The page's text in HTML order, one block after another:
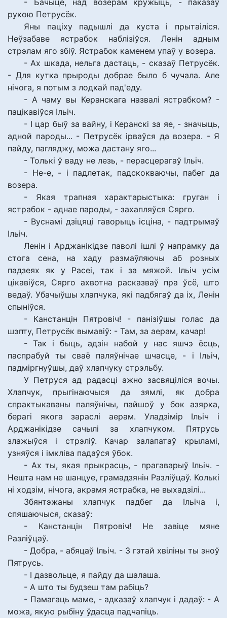
- Бачыце, над возерам кружыць, - паказаў
рукою Петрусёк.
Яны паціху падышлі да куста і прытаіліся.
Неўзабаве ястрабок наблізіўся. Ленін адным
стрэлам яго збіў. Ястрабок каменем упаў у возера.
- Ах шкада, нельга дастаць, - сказаў Петрусёк.
- Для кутка прыроды добрае было б чучала. Але
нічога, я потым з лодкай пад'еду.
- А чаму вы Керанскага назвалі ястрабком? -
пацікавіўся Ільіч.
- І цар быў за вайну, і Керанскі за яе, - значыць,
адной пароды... - Петрусёк ірваўся да возера. - Я
пайду, пагляджу, можа дастану яго...
- Толькі ў ваду не лезь, - перасцерагаў Ільіч.
- Не-е, - і падлетак, падскокваючы, пабег да
возера.
- Якая трапная характарыстыка: груган і
ястрабок - аднае пароды, - захапляўся Сярго.
- Вуснамі дзіцяці гаворыць ісціна, - падтрымаў
Ільіч.
Ленін і Арджанікідзе паволі ішлі ў напрамку да
стога сена, на хаду размаўляючы аб розных
падзеях як у Расеі, так і за мяжой. Ільіч усім
цікавіўся, Сярго ахвотна расказваў пра ўсё, што
ведаў. Убачыўшы хлапчука, які падбягаў да іх, Ленін
спыніўся.
- Канстанцін Пятровіч! - панізіўшы голас да
шэпту, Петрусёк вымавіў: - Там, за аерам, качар!
- Так і быць, адзін набой у нас яшчэ ёсць,
паспрабуй ты сваё паляўнічае шчасце, - і Ільіч,
падміргнуўшы, даў хлапчуку стрэльбу.
У Петруся ад радасці ажно засвяціліся вочы.
Хлапчук, прыгінаючыся да зямлі, як добра
спрактыкаваны паляўнічы, пайшоў у бок азярка,
берагі якога зараслі аерам. Уладзімір Ільіч і
Арджанікідзе сачылі за хлапчуком. Пятрусь
злажыўся і стрэліў. Качар залапатаў крыламі,
узняўся і імкліва падаўся ўбок.
- Ах ты, якая прыкрасць, - прагаварыў Ільіч. -
Нешта нам не шанцуе, грамадзянін Разліўцаў. Колькі
ні ходзім, нічога, акрамя ястрабка, не выхадзілі...
Збянтэжаны хлапчук падбег да Ільіча і,
спяшаючыся, сказаў:
- Канстанцін Пятровіч! Не завіце мяне
Разліўцаў.
- Добра, - абяцаў Ільіч. - З гэтай хвіліны ты зноў
Пятрусь.
- І дазвольце, я пайду да шалаша.
- А што ты будзеш там рабіць?
- Памагаць маме, - адказаў хлапчук і дадаў: - А
можа, якую рыбіну ўдасца падчапіць.